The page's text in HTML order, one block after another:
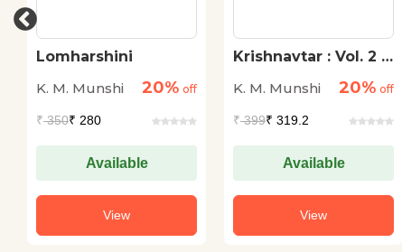
Lomharshini
K. M. Munshi
20% off
₹350₹ 280
Available
View
Krishnavtar : Vol. 2 :
K. M. Munshi
20% off
₹399₹ 319.2
Available
View